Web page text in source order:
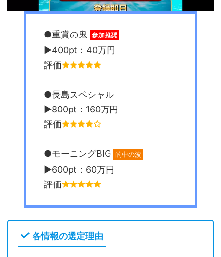
●重賞の鬼 参加推奨
▶︎400pt：40万円
評価
●長島スペシャル
▶︎800pt：160万円
評価
●モーニングBIG 的中の波
▶︎600pt：60万円
評価
各情報の選定理由